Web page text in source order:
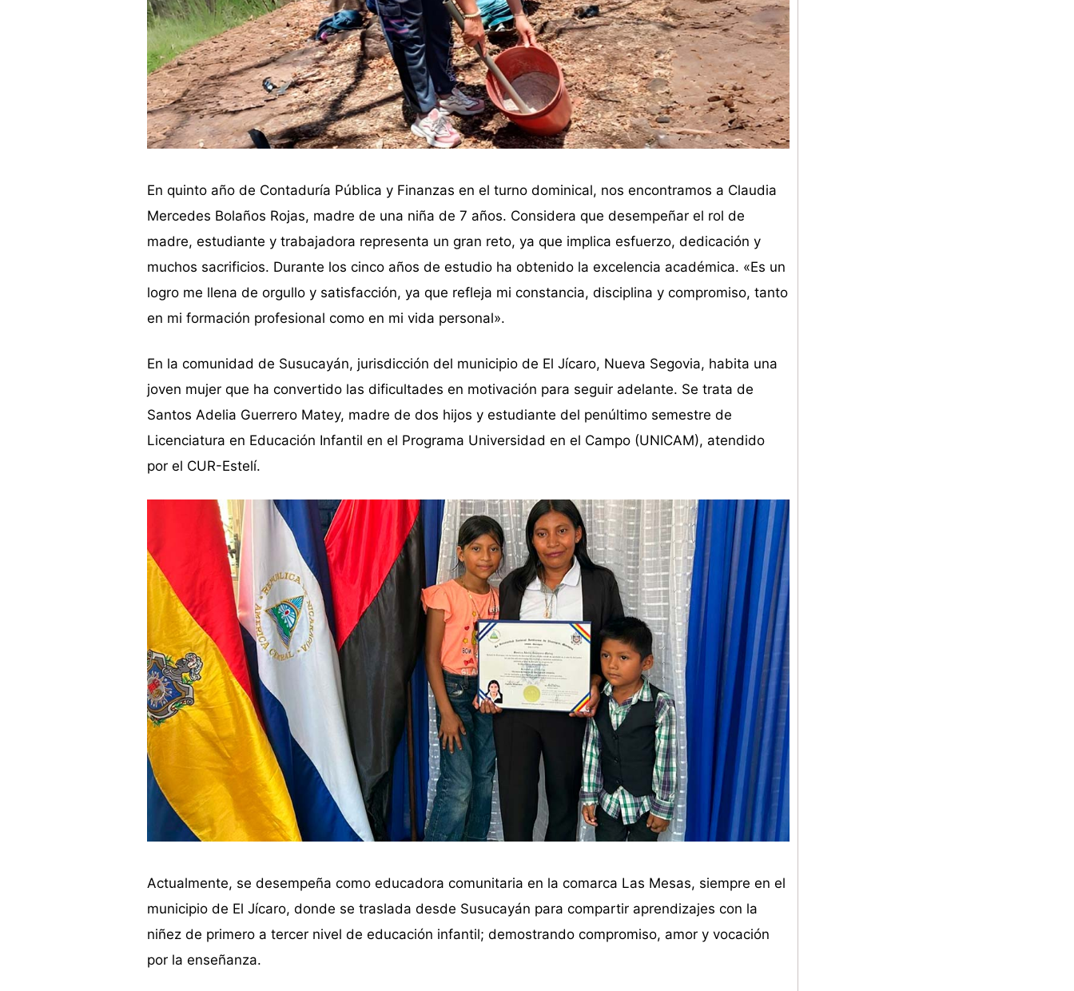
En quinto año de Contaduría Pública y Finanzas en el turno dominical, nos encontramos a Claudia
Mercedes Bolaños Rojas, madre de una niña de 7 años. Considera que desempeñar el rol de
madre, estudiante y trabajadora representa un gran reto, ya que implica esfuerzo, dedicación y
muchos sacrificios. Durante los cinco años de estudio ha obtenido la excelencia académica. «Es un
logro me llena de orgullo y satisfacción, ya que refleja mi constancia, disciplina y compromiso, tanto
en mi formación profesional como en mi vida personal».
En la comunidad de Susucayán, jurisdicción del municipio de El Jícaro, Nueva Segovia, habita una
joven mujer que ha convertido las dificultades en motivación para seguir adelante. Se trata de
Santos Adelia Guerrero Matey, madre de dos hijos y estudiante del penúltimo semestre de
Licenciatura en Educación Infantil en el Programa Universidad en el Campo (UNICAM), atendido
por el CUR-Estelí.
Actualmente, se desempeña como educadora comunitaria en la comarca Las Mesas, siempre en el
municipio de El Jícaro, donde se traslada desde Susucayán para compartir aprendizajes con la
niñez de primero a tercer nivel de educación infantil; demostrando compromiso, amor y vocación
por la enseñanza.